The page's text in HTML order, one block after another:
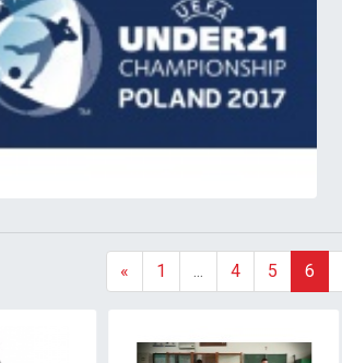
« 1 ... 4 5
6